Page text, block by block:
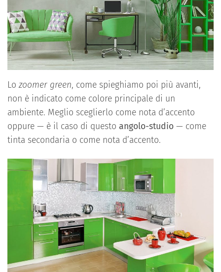
Lo zoomer green, come spieghiamo poi più avanti,
non è indicato come colore principale di un
ambiente. Meglio sceglierlo come nota d’accento
oppure — è il caso di questo angolo-studio — come
tinta secondaria o come nota d’accento.